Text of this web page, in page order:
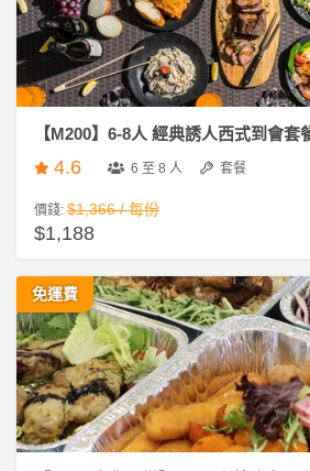
【M200】6-8人 經典誘人西式到會套
4.6 6 至 8 人 套餐
價錢: $1,366 / 每份
$1,188
免運費